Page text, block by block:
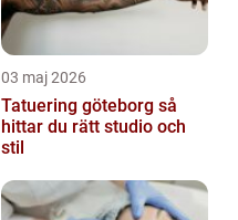
03 maj 2026
Tatuering göteborg så
hittar du rätt studio och
stil